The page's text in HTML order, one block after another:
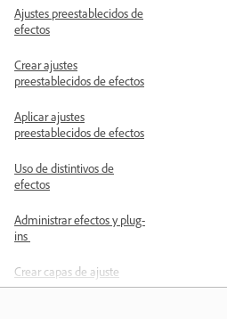
Ajustes preestablecidos de
efectos
Crear ajustes
preestablecidos de efectos
Aplicar ajustes
preestablecidos de efectos
Uso de distintivos de
efectos
Administrar efectos y plug-
ins
Crear capas de ajuste